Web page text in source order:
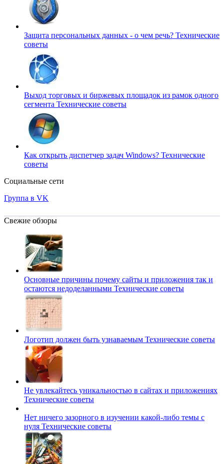
Защита персональных данных - о чем речь? Технические
советы
Выход торговых и биржевых площадок из рамок одного
сегмента Технические советы
Как открыть диспетчер задач Windows? Технические
советы
Социальные сети
Группа в VK
Свежие обзоры
Основные причины почему сайты и приложения так и
остаются недоделанными Технические советы
Логотип должен быть узнаваемым Технические советы
Не увлекайтесь уникальностью в сайтах и приложениях
Технические советы
Нет ничего зазорного в изучении какой-либо темы с
нуля Технические советы